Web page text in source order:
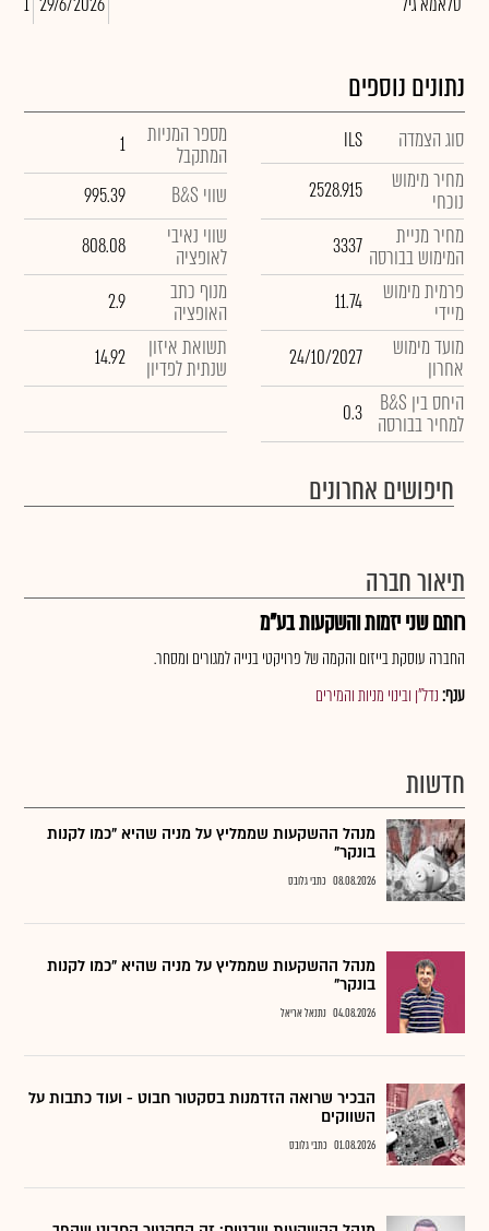
נתונים נוספים
סוג הצמדה ILS
מחיר מימוש
נוכחי 2528.915
מחיר מניית
המימוש בבורסה 3337
פרמית מימוש
מיידי 11.74
מועד מימוש
אחרון 24/10/2027
היחס בין B&S
למחיר בבורסה 0.3
מספר המניות
המתקבל 1
שווי B&S 995.39
שווי נאיבי
לאופציה 808.08
מנוף כתב
האופציה 2.9
תשואת איזון
שנתית לפדיון 14.92
חיפושים אחרונים
תיאור חברה
רותם שני יזמות והשקעות בע"מ
החברה עוסקת בייזום והקמה של פרויקטי בנייה למגורים ומסחר.
ענף:נדל"ן ובינוי מניות והמירים
חדשות
מנהל ההשקעות שממליץ על מניה שהיא "כמו לקנות
בונקר"
08.08.2026 כתבי גלובס
מנהל ההשקעות שממליץ על מניה שהיא "כמו לקנות
בונקר"
04.08.2026 נתנאל אריאל
הבכיר שרואה הזדמנות בסקטור חבוט - ועוד כתבות על
השווקים
01.08.2026 כתבי גלובס